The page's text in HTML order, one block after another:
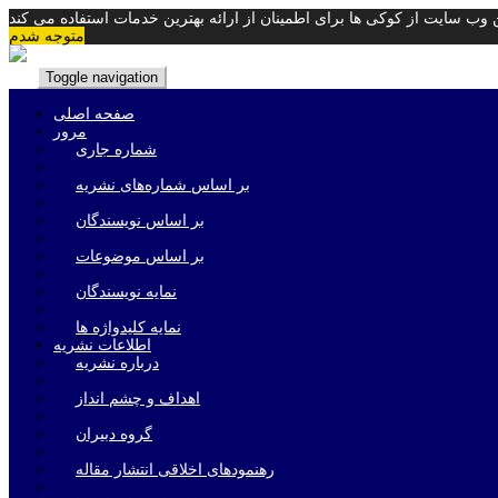
متوجه شدم
Toggle navigation
صفحه اصلی
مرور
شماره جاری
بر اساس شماره‌های نشریه
بر اساس نویسندگان
بر اساس موضوعات
نمایه نویسندگان
نمایه کلیدواژه ها
اطلاعات نشریه
درباره نشریه
اهداف و چشم انداز
گروه دبیران
رهنمودهای اخلاقی انتشار مقاله